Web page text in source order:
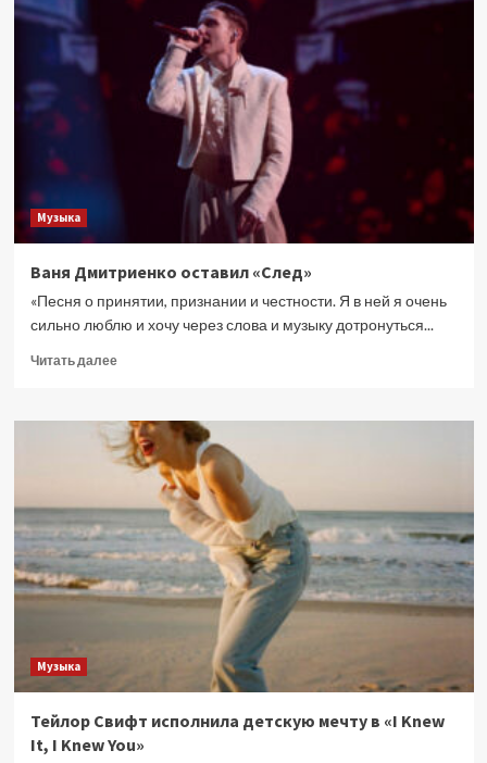
призвала
«Давай
ждать»
Музыка
Ваня Дмитриенко оставил «След»
«Песня о принятии, признании и честности. Я в ней я очень
сильно люблю и хочу через слова и музыку дотронуться...
Читать далееПрочитать
Ваня
Дмитриенко
оставил
«След»
Музыка
Тейлор Свифт исполнила детскую мечту в «I Knew
It, I Knew You»